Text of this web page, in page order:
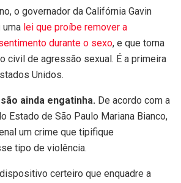
o governador da Califórnia Gavin
uma lei que proíbe remover a
durante o sexo, e que torna
civil de agressão sexual. É a primeira
Unidos.
ainda engatinha. De acordo com a
Estado de São Paulo Mariana Bianco,
um crime que tipifique
tipo de violência.
certeiro que enquadre a